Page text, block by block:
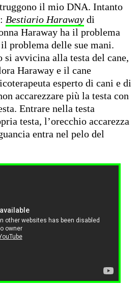
il mio DNA. Intanto
Bestiario Haraway di
Haraway ha il problema
problema delle sue mani.
si avvicina alla testa del cane,
Haraway e il cane
esperto di cani e di
accarezzare più la testa con
Entrare nella testa
testa, l’orecchio accarezza
entra nel pelo del